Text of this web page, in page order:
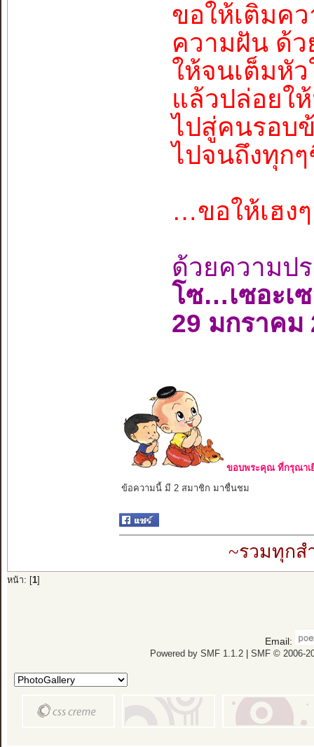
ขอให้เติมค
ความฝัน ด้ว
ให้จนเต็มหั
แล้วปล่อยใ
ไปสู่คนรอบ
ไปจนถึงทุก
…ขอให้เฮง
ด้วยความป
โซ…เซอะเ
29 มกราคม
ขอบพระคุณ ที่กรุณาเ
ข้อความนี้ มี 2 สมาชิก มาชื่นชม
~รวมทุกส
หน้า: [ 1]
Email:
Powered by SMF 1.1.2| SMF © 2006-